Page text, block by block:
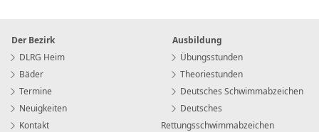
Der Bezirk
DLRG Heim
Bäder
Termine
Neuigkeiten
Kontakt
Ausbildung
Übungsstunden
Theoriestunden
Deutsches Schwimmabzeichen
Deutsches
Rettungsschwimmabzeichen